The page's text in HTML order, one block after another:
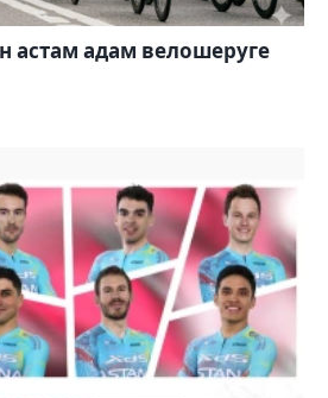
астам адам велошеруге